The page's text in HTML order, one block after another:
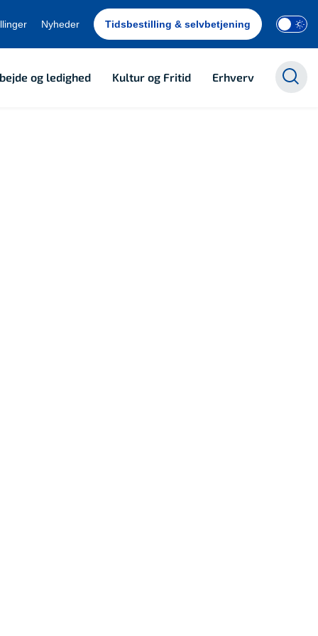
Nyheder Tidsbestilling & selvbetjening
og ledighed Kultur og Fritid Erhverv